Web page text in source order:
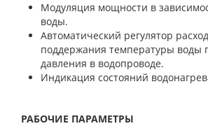
Модуляция мощности в
воды.
Автоматический регулятор
поддержания температуры воды
давления в водопроводе.
Индикация состояний
РАБОЧИЕ ПАРАМЕТРЫ